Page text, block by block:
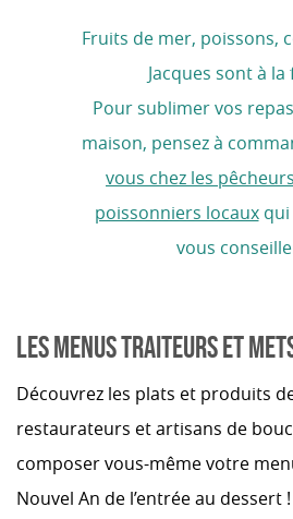
Fruits de mer, poissons,
Jacques sont à
Pour sublimer vos
maison, pensez à
vous chez les
poissonniers locauxqui
vous
LES MENUS TRAITEURS ET
Découvrez les plats et produits
restaurateurs et artisans de
composer vous-même votre
Nouvel An de l’entrée au dessert !